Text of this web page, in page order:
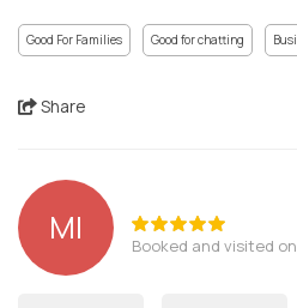
Good For Families Good for chatting
Share
MI Booked and visited